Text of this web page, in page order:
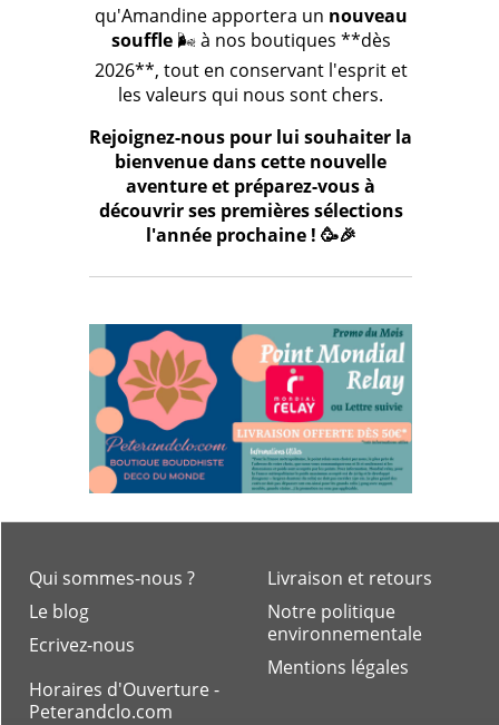
qu'Amandine apportera un nouveau
souffle🌬️ à nos boutiques **dès
2026**, tout en conservant l'esprit et
les valeurs qui nous sont chers.
Rejoignez-nous pour lui souhaiter la
bienvenue dans cette nouvelle
aventure et préparez-vous à
découvrir ses premières sélections
l'année prochaine ! 🥳🎉
Livraison et retours
Notre politique
environnementale
Mentions légales
Qui sommes-nous ?
Le blog
Ecrivez-nous
Horaires d'Ouverture -
Peterandclo.com